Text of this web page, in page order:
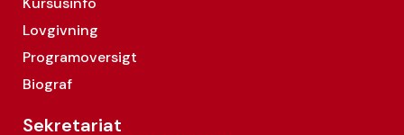
Lovgivning
Programoversigt
Biograf
Sekretariat